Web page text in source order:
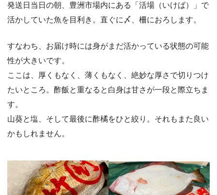
発送日当日の朝、豊洲市場内にある「活場（いけば）」で
活かしていた魚を目利き。直ぐに〆、柵におろします。
すなわち、お届け時には身がまだ活かっている状態の可能
性が大きいです。
ここは、厚くもなく、薄くもなく、絶妙な厚さで切りつけ
たいところ。酢飯と重なると白身は甘さが一段と際立ちま
す。
山葵と塩、そして最後に酢橘をひと絞り。それもまた良い
かもしれません。